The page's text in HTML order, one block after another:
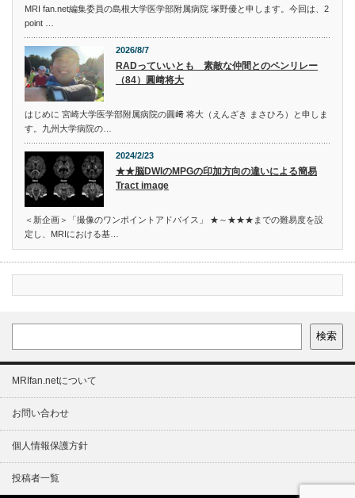
MRI fan.net編集委員の島根大学医学部附属病院 塚野優と申します。今回は、2
point …
2026/8/7
RADっていいとも 素敵な仲間とのペンリレー
（84）圓﨑将大
はじめに 宮崎大学医学部附属病院の圓﨑 将大（えんざき まさひろ）と申しま
す。九州大学病院の…
2024/2/23
★★脳DWIのMPGの印加方向の違いによる簡易
Tract image
＜新企画＞「撮像のワンポイントアドバイス」 ★～★★★までの難易度を設
定し、MRIにおける基…
検索
MRIfan.netについて
お問い合わせ
個人情報保護方針
投稿者一覧